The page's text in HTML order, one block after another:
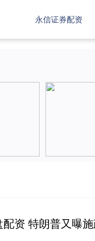
永信证券配资